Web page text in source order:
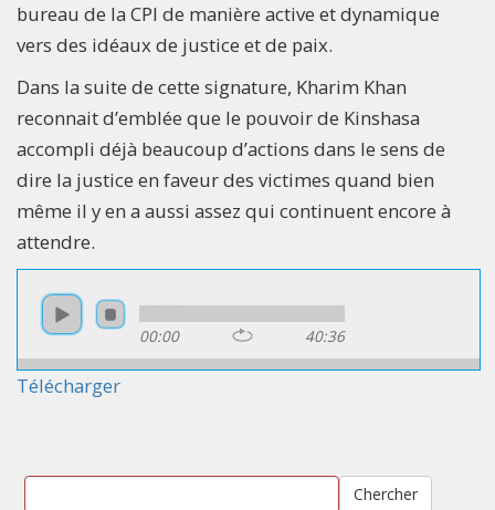
bureau de la CPI de manière active et dynamique
vers des idéaux de justice et de paix.
Dans la suite de cette signature, Kharim Khan
reconnait d’emblée que le pouvoir de Kinshasa
accompli déjà beaucoup d’actions dans le sens de
dire la justice en faveur des victimes quand bien
même il y en a aussi assez qui continuent encore à
attendre.
00:00 40:36
Télécharger
Chercher